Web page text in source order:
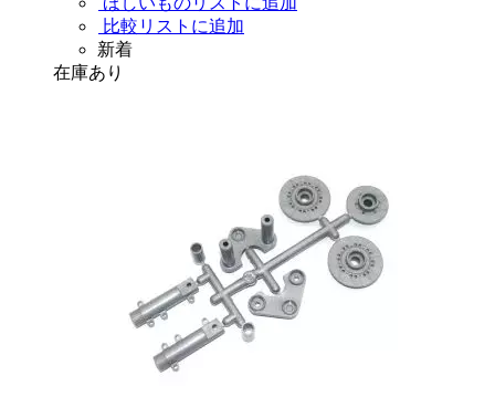
比較リストに追加
新着
在庫あり